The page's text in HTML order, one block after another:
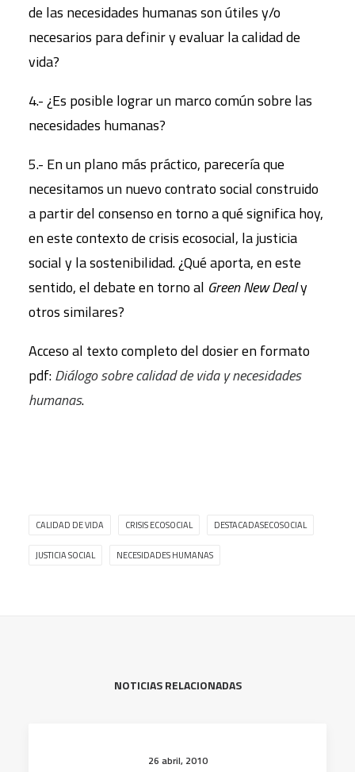
de las necesidades humanas son útiles y/o
necesarios para definir y evaluar la calidad de
vida?
4.- ¿Es posible lograr un marco común sobre las
necesidades humanas?
5.- En un plano más práctico, parecería que
necesitamos un nuevo contrato social construido
a partir del consenso en torno a qué significa hoy,
en este contexto de crisis ecosocial, la justicia
social y la sostenibilidad. ¿Qué aporta, en este
sentido, el debate en torno al Green New Dealy
otros similares?
Acceso al texto completo del dosier en formato
pdf:Diálogo sobre calidad de vida y necesidades
humanas.
CALIDAD DE VIDA CRISIS ECOSOCIAL DESTACADASECOSOCIAL
JUSTICIA SOCIAL NECESIDADES HUMANAS
NOTICIAS RELACIONADAS
26 abril, 2010